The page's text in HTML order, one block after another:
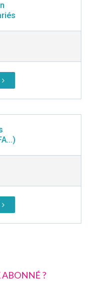
ABONNÉ ?